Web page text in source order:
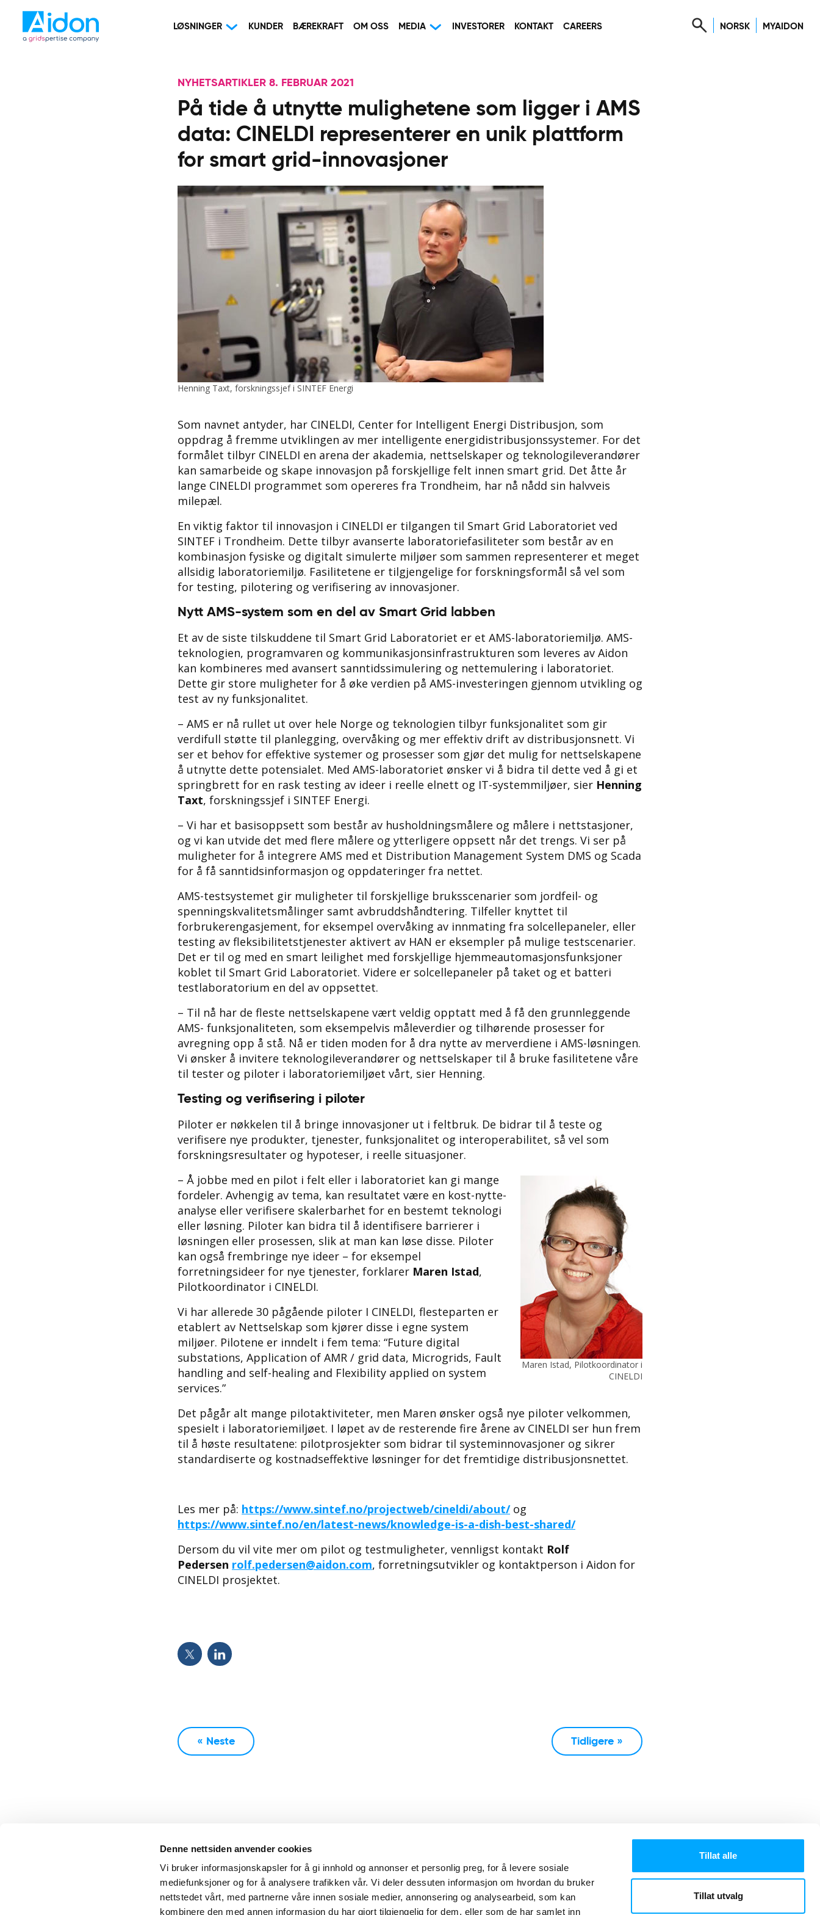
Denne nettsiden anvender cookies
Vi bruker informasjonskapsler for å gi innhold og annonser et personlig preg, for å levere sosiale
mediefunksjoner og for å analysere trafikken vår. Vi deler dessuten informasjon om hvordan du bruker
nettstedet vårt, med partnerne våre innen sosiale medier, annonsering og analysearbeid, som kan
kombinere den med annen informasjon du har gjort tilgjengelig for dem, eller som de har samlet inn
Tillat alle
Tillat utvalg
LØSNINGER KUNDER BÆREKRAFT OM OSS MEDIA INVESTORER KONTAKT CAREERS NORSK MYAIDON
NYHETSARTIKLER 8. FEBRUAR 2021
På tide å utnytte mulighetene som ligger i AMS
data: CINELDI representerer en unik plattform
for smart grid-innovasjoner
Henning Taxt, forskningssjef i SINTEF Energi
Som navnet antyder, har CINELDI, Center for Intelligent Energi Distribusjon, som
oppdrag å fremme utviklingen av mer intelligente energidistribusjonssystemer. For det
formålet tilbyr CINELDI en arena der akademia, nettselskaper og teknologileverandører
kan samarbeide og skape innovasjon på forskjellige felt innen smart grid. Det åtte år
lange CINELDI programmet som opereres fra Trondheim, har nå nådd sin halvveis
milepæl.
En viktig faktor til innovasjon i CINELDI er tilgangen til Smart Grid Laboratoriet ved
SINTEF i Trondheim. Dette tilbyr avanserte laboratoriefasiliteter som består av en
kombinasjon fysiske og digitalt simulerte miljøer som sammen representerer et meget
allsidig laboratoriemiljø. Fasilitetene er tilgjengelige for forskningsformål så vel som
for testing, pilotering og verifisering av innovasjoner.
Nytt AMS-system som en del av Smart Grid labben
Et av de siste tilskuddene til Smart Grid Laboratoriet er et AMS-laboratoriemiljø. AMS-
teknologien, programvaren og kommunikasjonsinfrastrukturen som leveres av Aidon
kan kombineres med avansert sanntidssimulering og nettemulering i laboratoriet.
Dette gir store muligheter for å øke verdien på AMS-investeringen gjennom utvikling og
test av ny funksjonalitet.
– AMS er nå rullet ut over hele Norge og teknologien tilbyr funksjonalitet som gir
verdifull støtte til planlegging, overvåking og mer effektiv drift av distribusjonsnett. Vi
ser et behov for effektive systemer og prosesser som gjør det mulig for nettselskapene
å utnytte dette potensialet. Med AMS-laboratoriet ønsker vi å bidra til dette ved å gi et
springbrett for en rask testing av ideer i reelle elnett og IT-systemmiljøer, sier Henning
Taxt, forskningssjef i SINTEF Energi.
– Vi har et basisoppsett som består av husholdningsmålere og målere i nettstasjoner,
og vi kan utvide det med flere målere og ytterligere oppsett når det trengs. Vi ser på
muligheter for å integrere AMS med et Distribution Management System DMS og Scada
for å få sanntidsinformasjon og oppdateringer fra nettet.
AMS-testsystemet gir muligheter til forskjellige bruksscenarier som jordfeil- og
spenningskvalitetsmålinger samt avbruddshåndtering. Tilfeller knyttet til
forbrukerengasjement, for eksempel overvåking av innmating fra solcellepaneler, eller
testing av fleksibilitetstjenester aktivert av HAN er eksempler på mulige testscenarier.
Det er til og med en smart leilighet med forskjellige hjemmeautomasjonsfunksjoner
koblet til Smart Grid Laboratoriet. Videre er solcellepaneler på taket og et batteri
testlaboratorium en del av oppsettet.
– Til nå har de fleste nettselskapene vært veldig opptatt med å få den grunnleggende
AMS- funksjonaliteten, som eksempelvis måleverdier og tilhørende prosesser for
avregning opp å stå. Nå er tiden moden for å dra nytte av merverdiene i AMS-løsningen.
Vi ønsker å invitere teknologileverandører og nettselskaper til å bruke fasilitetene våre
til tester og piloter i laboratoriemiljøet vårt, sier Henning.
Testing og verifisering i piloter
Piloter er nøkkelen til å bringe innovasjoner ut i feltbruk. De bidrar til å teste og
verifisere nye produkter, tjenester, funksjonalitet og interoperabilitet, så vel som
forskningsresultater og hypoteser, i reelle situasjoner.
Maren Istad, Pilotkoordinator i
CINELDI
– Å jobbe med en pilot i felt eller i laboratoriet kan gi mange
fordeler. Avhengig av tema, kan resultatet være en kost-nytte-
analyse eller verifisere skalerbarhet for en bestemt teknologi
eller løsning. Piloter kan bidra til å identifisere barrierer i
løsningen eller prosessen, slik at man kan løse disse. Piloter
kan også frembringe nye ideer – for eksempel
forretningsideer for nye tjenester, forklarer Maren Istad,
Pilotkoordinator i CINELDI.
Vi har allerede 30 pågående piloter I CINELDI, flesteparten er
etablert av Nettselskap som kjører disse i egne system
miljøer. Pilotene er inndelt i fem tema: “Future digital
substations, Application of AMR / grid data, Microgrids, Fault
handling and self-healing and Flexibility applied on system
services.”
Det pågår alt mange pilotaktiviteter, men Maren ønsker også nye piloter velkommen,
spesielt i laboratoriemiljøet. I løpet av de resterende fire årene av CINELDI ser hun frem
til å høste resultatene: pilotprosjekter som bidrar til systeminnovasjoner og sikrer
standardiserte og kostnadseffektive løsninger for det fremtidige distribusjonsnettet.
Les mer på: https://www.sintef.no/projectweb/cineldi/about/og
https://www.sintef.no/en/latest-news/knowledge-is-a-dish-best-shared/
Dersom du vil vite mer om pilot og testmuligheter, vennligst kontakt Rolf
Pedersen rolf.pedersen@aidon.com, forretningsutvikler og kontaktperson i Aidon for
CINELDI prosjektet.
« Neste Tidligere »